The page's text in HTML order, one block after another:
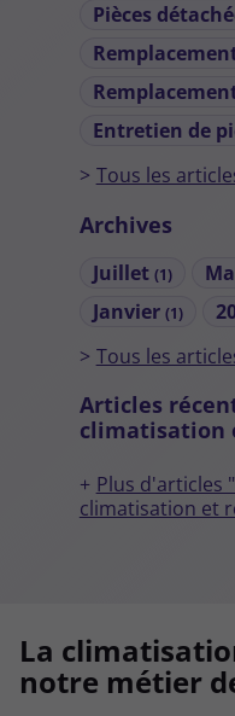
La
notre métier
Tous les
Archives
Juillet (1)
Janvier (1)
Tous les
Articles
climatisation
Plus d'articles
climatisation et
La
notre métier